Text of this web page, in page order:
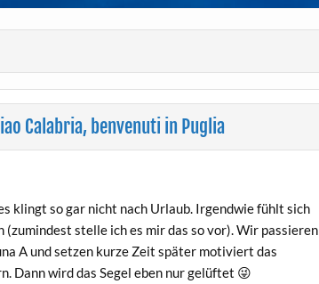
Calabria, benvenuti in Puglia
klingt so gar nicht nach Urlaub. Irgendwie fühlt sich
stelle ich es mir das so vor). Wir passieren
A und setzen kurze Zeit später motiviert das
Dann wird das Segel eben nur gelüftet 😜